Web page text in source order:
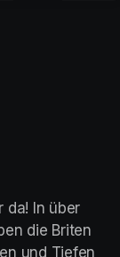
da! In über
die Briten
und Tiefen